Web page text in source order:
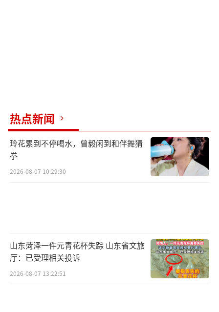
热点新闻
玲花累到不停喝水，曾毅闲到和伴舞猜
拳
2026-08-07 10:29:30
山东菏泽一件元青花杯失踪 山东省文旅
厅：已受理相关投诉
2026-08-07 13:22:51